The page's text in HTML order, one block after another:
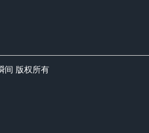
间 版权所有